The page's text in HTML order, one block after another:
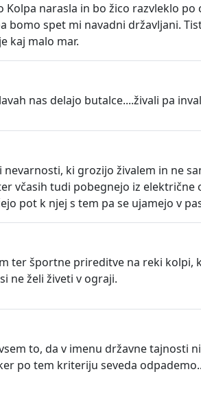
Kolpa narasla in bo žico razvleklo
bomo spet mi navadni državljani.
kaj malo mar.
nas delajo butalce....živali pa
nevarnosti, ki grozijo živalem in ne
včasih tudi pobegnejo iz
pot k njej s tem pa se ujamejo v
ter športne prireditve na reki
ne želi živeti v ograji.
to, da v imenu državne tajnosti
po tem kriteriju seveda